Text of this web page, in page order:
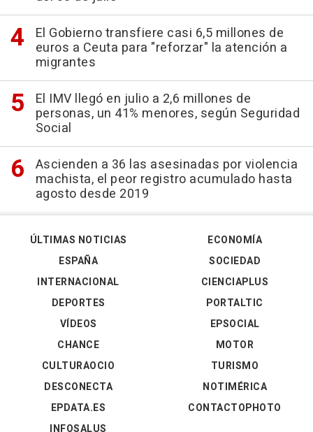
El Gobierno transfiere casi 6,5 millones de
euros a Ceuta para "reforzar" la atención a
migrantes
El IMV llegó en julio a 2,6 millones de
personas, un 41% menores, según Seguridad
Social
Ascienden a 36 las asesinadas por violencia
machista, el peor registro acumulado hasta
agosto desde 2019
ÚLTIMAS NOTICIAS
ESPAÑA
INTERNACIONAL
DEPORTES
VÍDEOS
ECONOMÍA
SOCIEDAD
CIENCIAPLUS
PORTALTIC
EPSOCIAL
CHANCE
CULTURAOCIO
DESCONECTA
EPDATA.ES
MOTOR
TURISMO
NOTIMÉRICA
CONTACTOPHOTO